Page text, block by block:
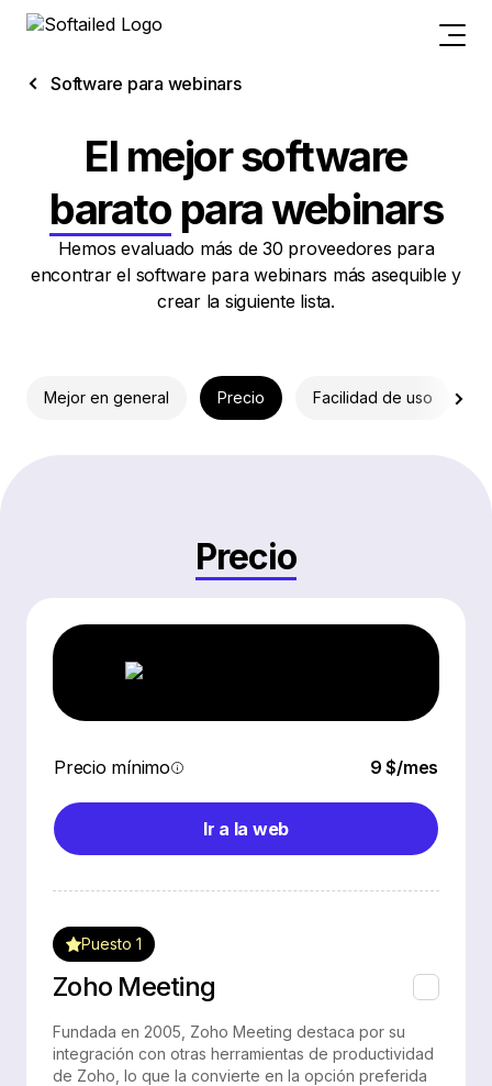
Software para webinars
El mejor software
barato para webinars
Hemos evaluado más de 30 proveedores para
encontrar el software para webinars más asequible y
crear la siguiente lista.
Mejor en general Precio Facilidad de uso
Precio
Precio mínimo 9 $/mes
Ir a la web
Zoho Meeting
Puesto 1
Fundada en 2005, Zoho Meeting destaca por su
integración con otras herramientas de productividad
de Zoho, lo que la convierte en la opción preferida